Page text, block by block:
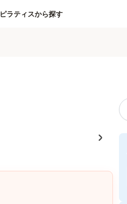
ピラティスから探す